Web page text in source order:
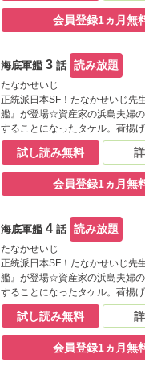
を発見し…迫力ある構図が必見
会員登録1ヵ月無
海底軍艦3話 読み放題
たなかせいじ
正統派日本SF！たなかせいじ先
艦』が登場☆資産家の浜島夫婦
することになったタケル。荷揚げ
てもらっていたタケルは、荷物
ていた折の中に女性が閉じ込めら
を発見し…迫力ある構図が必見
試し読み無料
会員登録1ヵ月無
海底軍艦4話 読み放題
たなかせいじ
正統派日本SF！たなかせいじ先
艦』が登場☆資産家の浜島夫婦
することになったタケル。荷揚げ
てもらっていたタケルは、荷物
ていた折の中に女性が閉じ込めら
を発見し…迫力ある構図が必見
試し読み無料
会員登録1ヵ月無